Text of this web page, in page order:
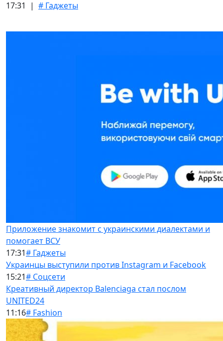
17:31 | # Гаджеты
Приложение знакомит с украинскими диалектами и
помогает ВСУ
17:31# Гаджеты
Украинцы выступили против Instagram и Facebook
15:21# Соцсети
Креативный директор Balenciaga стал послом
UNITED24
11:16# Fashion